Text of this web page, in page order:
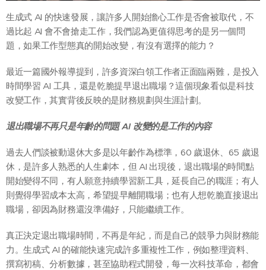
生成式 AI 的快速發展，讓許多人開始擔心工作是否會被取代，不
過比起 AI 會不會搶走工作，我們認為更值得思考的是另一個問
題，如果工作型態真的開始改變，有沒有選擇的能力？
最近一篇國外報導提到，許多資深白領工作者正面臨兩難，是投入
時間學習 AI 工具，還是乾脆提早退出職場？這個現象看似是科技
改變工作，其實背後反映的是財務規劃與生涯計劃。
退出職場不再只是年齡的問題 AI 改變的是工作的內容
過去人們談被動退休大多是以年齡作為標準，60 歲退休、65 歲退
休，是許多人熟悉的人生劇本，但 AI 出現後，退出職場的時間點
開始變得不同，有人願意持續學習新工具，延長自己的職涯；有人
則覺得學習成本太高，希望提早離開職場；也有人想乾脆直接退出
職場，卻因為財務還沒準備好，只能繼續工作。
真正決定退出職場時間，不再是年紀，而是自己的競爭力與財務能
力。生成式 AI 的確能快速完成許多重複性工作，例如整理資料、
撰寫初稿、分析數據，甚至協助程式開發，每一次科技革命，都會